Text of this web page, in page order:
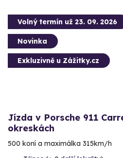
Volný termín už 23. 09. 2026
Novinka
Exkluzivně u Zážitky.cz
Jízda v Porsche 911
okreskách
500 koní a maximálka 315km/h